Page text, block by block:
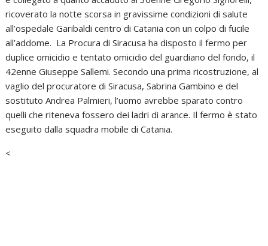
ricoverato la notte scorsa in gravissime condizioni di salute
all’ospedale Garibaldi centro di Catania con un colpo di fucile
all’addome. La Procura di Siracusa ha disposto il fermo per
duplice omicidio e tentato omicidio del guardiano del fondo, il
42enne Giuseppe Sallemi. Secondo una prima ricostruzione, al
vaglio del procuratore di Siracusa, Sabrina Gambino e del
sostituto Andrea Palmieri, l’uomo avrebbe sparato contro
quelli che riteneva fossero dei ladri di arance. Il fermo è stato
eseguito dalla squadra mobile di Catania.
<